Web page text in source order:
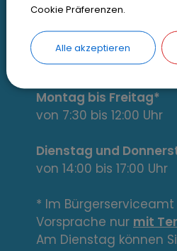
s
a
n
t
e
L
i
n
k
Öffnungszeiten
Montag bis Freitag*
von 7:30 bis 12:00 Uhr
Dienstag und
von 14:00 bis 17:00 Uhr
* Im
Vorsprache nur mit
Am Dienstag können
Cookie Präferenzen.
Alle akzeptieren